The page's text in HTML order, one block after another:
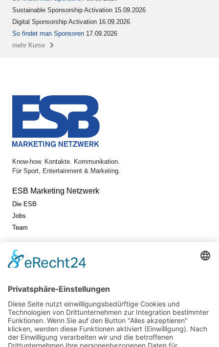
Sustainable Sponsorship Activation 15.09.2026
Digital Sponsorship Activation 16.09.2026
So findet man Sponsoren 17.09.2026
mehr Kurse
Know-how. Kontakte. Kommunikation.
Für Sport, Entertainment & Marketing.
ESB Marketing Netzwerk
Die ESB
Jobs
Team
Jetzt vernetzen!
Die ESB auf LinkedIn
Newsletter abonnieren
Events
360° ENTERTAINMENT